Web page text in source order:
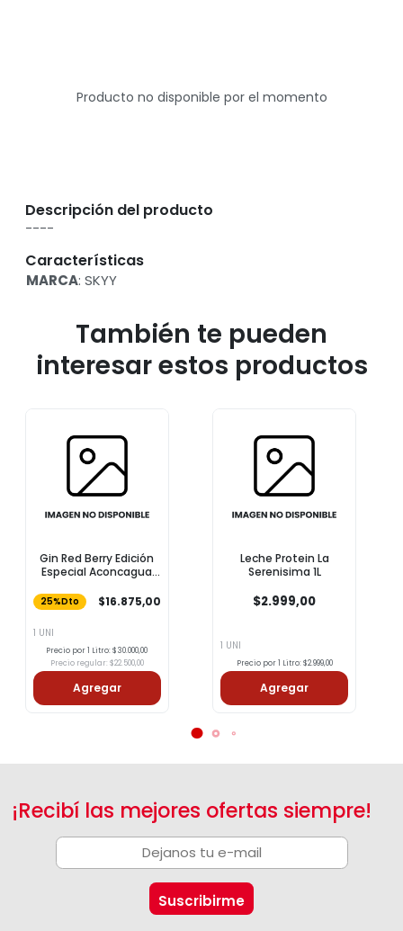
Producto no disponible por el momento
Descripción del producto
----
Características
MARCA: SKYY
También te pueden
interesar estos productos
Gin Red Berry Edición
Especial Aconcagua
25%Dto $16.875,00
1 UNI
Precio por 1 Litro: $30.000,00
Precio regular: $22.500,00
Agregar
Leche Protein La
Serenisima 1L
$2.999,00
1 UNI
Precio por 1 Litro: $2.999,00
Agregar
¡Recibí las mejores ofertas siempre!